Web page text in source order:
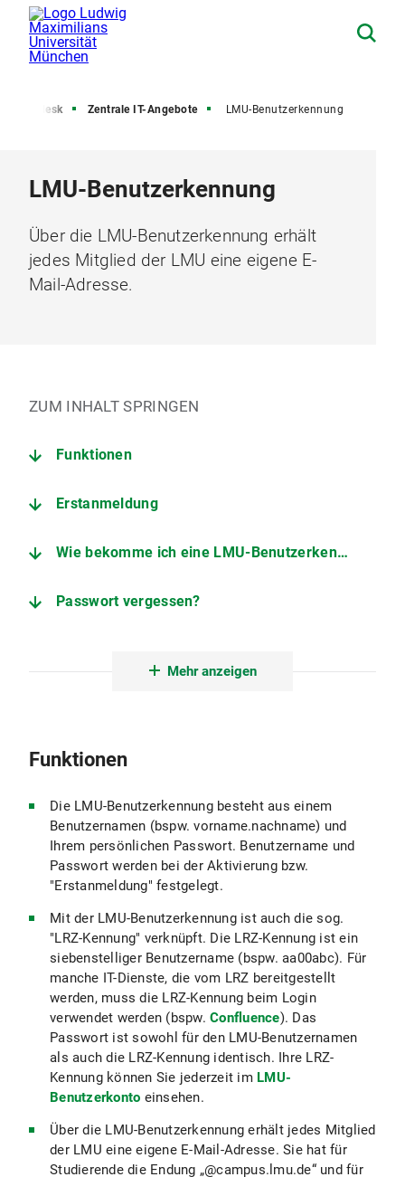
Zentrale IT-Angebote LMU-Benutzerkennung
LMU-Benutzerkennung
Über die LMU-Benutzerkennung erhält
jedes Mitglied der LMU eine eigene E-
Mail-Adresse.
ZUM INHALT SPRINGEN
Funktionen
Erstanmeldung
Wie bekomme ich eine LMU-Benutzerkennung?
Passwort vergessen?
Mehr anzeigen
Funktionen
Die LMU-Benutzerkennung besteht aus einem
Benutzernamen (bspw. vorname.nachname) und
Ihrem persönlichen Passwort. Benutzername und
Passwort werden bei der Aktivierung bzw.
"Erstanmeldung" festgelegt.
Mit der LMU-Benutzerkennung ist auch die sog.
"LRZ-Kennung" verknüpft. Die LRZ-Kennung ist ein
siebenstelliger Benutzername (bspw. aa00abc). Für
manche IT-Dienste, die vom LRZ bereitgestellt
werden, muss die LRZ-Kennung beim Login
verwendet werden (bspw. Confluence). Das
Passwort ist sowohl für den LMU-Benutzernamen
als auch die LRZ-Kennung identisch. Ihre LRZ-
Kennung können Sie jederzeit im LMU-
Benutzerkonto einsehen.
Über die LMU-Benutzerkennung erhält jedes Mitglied
der LMU eine eigene E-Mail-Adresse. Sie hat für
Studierende die Endung „@campus.lmu.de“ und für